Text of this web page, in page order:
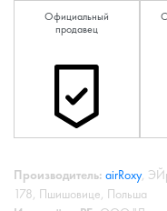
Официальный
продавец
Производитель: airRoxy,
178, Пшишовице, Польша